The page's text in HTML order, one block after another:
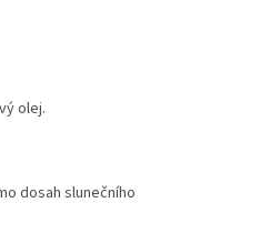
olej.
dosah slunečního